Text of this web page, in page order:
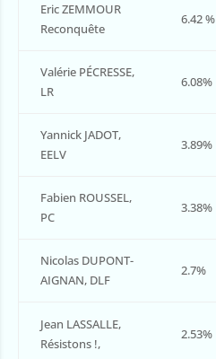
Eric ZEMMOUR
Reconquête
6.42 %
Valérie PÉCRESSE,
LR
6.08%
Yannick JADOT,
EELV
3.89%
Fabien ROUSSEL,
PC
3.38%
Nicolas DUPONT-
AIGNAN, DLF
2.7%
Jean LASSALLE,
Résistons !,
2.53%